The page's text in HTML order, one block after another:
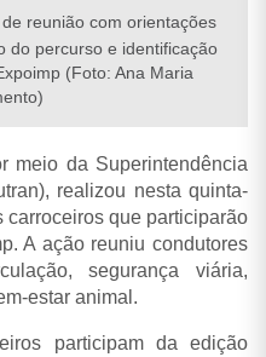
reunião com orientações
do percurso e identificação
(Foto: Ana Maria
meio da Superintendência
realizou nesta quinta-
carroceiros que participarão
A ação reuniu condutores
segurança viária,
estar animal.
participam da edição